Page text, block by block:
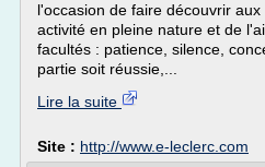
l'occasion de faire découvrir
activité en pleine nature et de
facultés : patience, silence,
partie soit réussie,...
Lire la suite
Site : http://www.e-leclerc.com